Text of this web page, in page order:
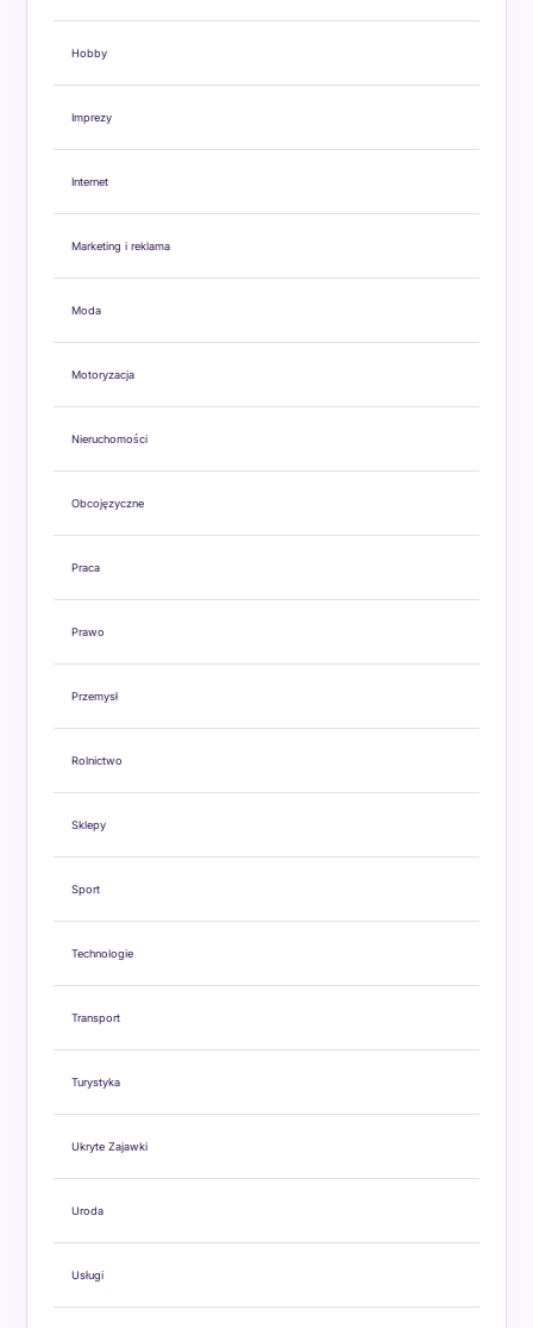
Hobby
Imprezy
Internet
Marketing i reklama
Moda
Motoryzacja
Nieruchomości
Obcojęzyczne
Praca
Prawo
Przemysł
Rolnictwo
Sklepy
Sport
Technologie
Transport
Turystyka
Ukryte Zajawki
Uroda
Usługi